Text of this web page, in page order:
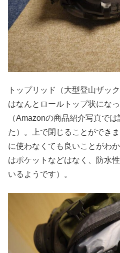
トップリッド（大型登山ザッ
はなんとロールトップ状にな
（Amazonの商品紹介写真で
た）。上で閉じることができ
に使わなくても良いことがわ
はポケットなどはなく、防水
いるようです）。